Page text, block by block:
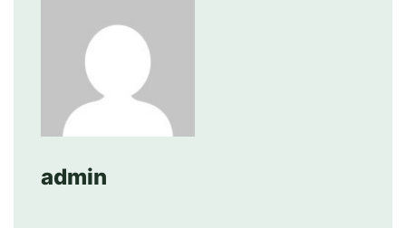
admin